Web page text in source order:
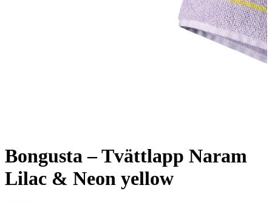
Bongusta – Tvättlapp Naram
Lilac & Neon yellow